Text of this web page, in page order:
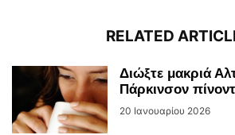
RELATED
Διώξτε μακριά
Πάρκινσον
20 Ιανουαρίου 2026